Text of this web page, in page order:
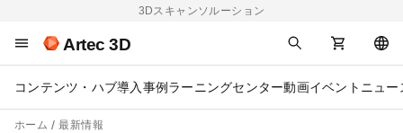
3Dスキャンソルーション
Artec 3D
コンテンツ・ハブ導入事例 ラーニングセンター動画イベント ニュー
ホーム 最新情報